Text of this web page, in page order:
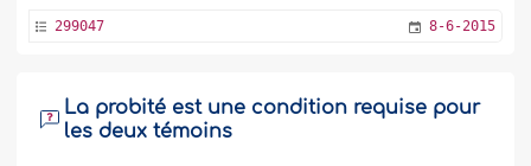
299047 8-6-2015
La probité est une condition requise pour
les deux témoins